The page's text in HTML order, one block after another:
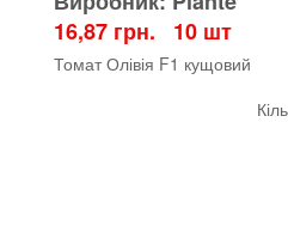
16,87 грн. 10 шт
Томат Олівія F1 кущовий